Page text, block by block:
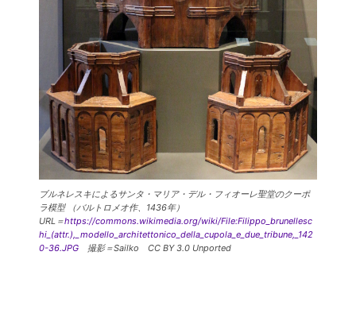
ブルネレスキによるサンタ・マリア・デル・フィオーレ聖堂のクーポ
ラ模型 （バルトロメオ作、1436年）
URL＝https://commons.wikimedia.org/wiki/File:Filippo_brunellesc
hi_(attr.),_modello_architettonico_della_cupola_e_due_tribune,_142
0-36.JPG 撮影＝Sailko CC BY 3.0 Unported